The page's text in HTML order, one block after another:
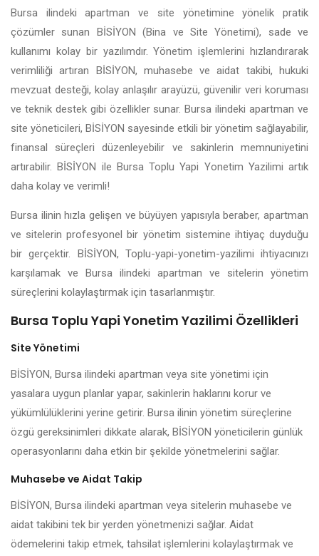
Bursa ilindeki apartman ve site yönetimine yönelik pratik
çözümler sunan BİSİYON (Bina ve Site Yönetimi), sade ve
kullanımı kolay bir yazılımdır. Yönetim işlemlerini hızlandırarak
verimliliği artıran BİSİYON, muhasebe ve aidat takibi, hukuki
mevzuat desteği, kolay anlaşılır arayüzü, güvenilir veri koruması
ve teknik destek gibi özellikler sunar. Bursa ilindeki apartman ve
site yöneticileri, BİSİYON sayesinde etkili bir yönetim sağlayabilir,
finansal süreçleri düzenleyebilir ve sakinlerin memnuniyetini
artırabilir. BİSİYON ile Bursa Toplu Yapi Yonetim Yazilimi artık
daha kolay ve verimli!
Bursa ilinin hızla gelişen ve büyüyen yapısıyla beraber, apartman
ve sitelerin profesyonel bir yönetim sistemine ihtiyaç duyduğu
bir gerçektir. BİSİYON, Toplu-yapi-yonetim-yazilimi ihtiyacınızı
karşılamak ve Bursa ilindeki apartman ve sitelerin yönetim
süreçlerini kolaylaştırmak için tasarlanmıştır.
Bursa Toplu Yapi Yonetim Yazilimi Özellikleri
Site Yönetimi
BİSİYON, Bursa ilindeki apartman veya site yönetimi için
yasalara uygun planlar yapar, sakinlerin haklarını korur ve
yükümlülüklerini yerine getirir. Bursa ilinin yönetim süreçlerine
özgü gereksinimleri dikkate alarak, BİSİYON yöneticilerin günlük
operasyonlarını daha etkin bir şekilde yönetmelerini sağlar.
Muhasebe ve Aidat Takip
BİSİYON, Bursa ilindeki apartman veya sitelerin muhasebe ve
aidat takibini tek bir yerden yönetmenizi sağlar. Aidat
ödemelerini takip etmek, tahsilat işlemlerini kolaylaştırmak ve